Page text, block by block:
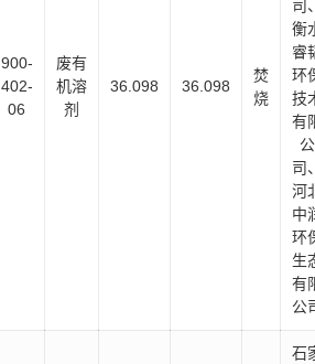
900-
402-
06
废有
机溶
剂
36.098 36.098
焚
烧
司
衡
睿
环
技
有
公
司
河
中
环
生
有
公
石